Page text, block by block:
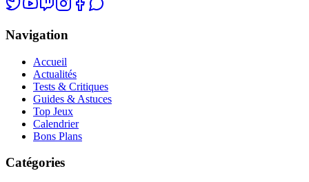
Navigation
Accueil
Actualités
Tests & Critiques
Guides & Astuces
Top Jeux
Calendrier
Bons Plans
Catégories